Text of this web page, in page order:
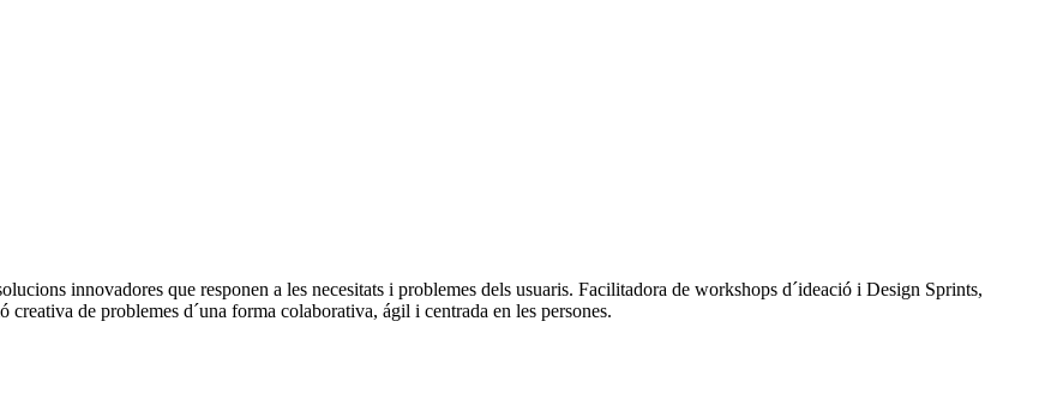
innovadores que responen a les necesitats i problemes dels usuaris. Facilitadora de workshops d´ideació i Design Sprints,
de problemes d´una forma colaborativa, ágil i centrada en les persones.